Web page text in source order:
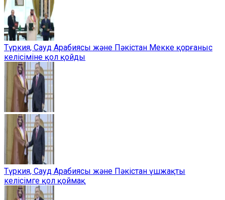
Түркия, Сауд Арабиясы және Пәкістан Мекке қорғаныс
келісіміне қол қойды
Түркия, Сауд Арабиясы және Пәкістан үшжақты
келісімге қол қоймақ